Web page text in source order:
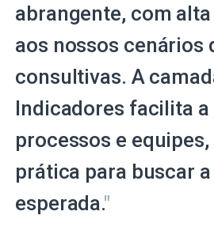
abrangente, com
aos nossos cenários
consultivas. A
Indicadores facilita a
processos e
prática para buscar
esperada."